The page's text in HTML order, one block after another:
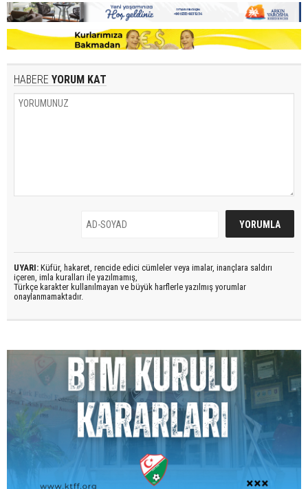
HABERE YORUM KAT
UYARI: Küfür, hakaret, rencide edici cümleler veya imalar, inançlara saldırı
içeren, imla kuralları ile yazılmamış,
Türkçe karakter kullanılmayan ve büyük harflerle yazılmış yorumlar
onaylanmamaktadır.